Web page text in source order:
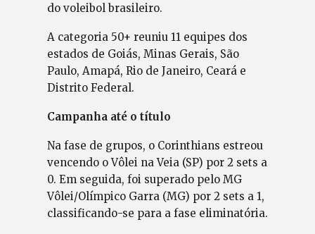
do voleibol brasileiro.
A categoria 50+ reuniu 11 equipes dos
estados de Goiás, Minas Gerais, São
Paulo, Amapá, Rio de Janeiro, Ceará e
Distrito Federal.
Campanha até o título
Na fase de grupos, o Corinthians estreou
vencendo o Vôlei na Veia (SP) por 2 sets a
0. Em seguida, foi superado pelo MG
Vôlei/Olímpico Garra (MG) por 2 sets a 1,
classificando-se para a fase eliminatória.